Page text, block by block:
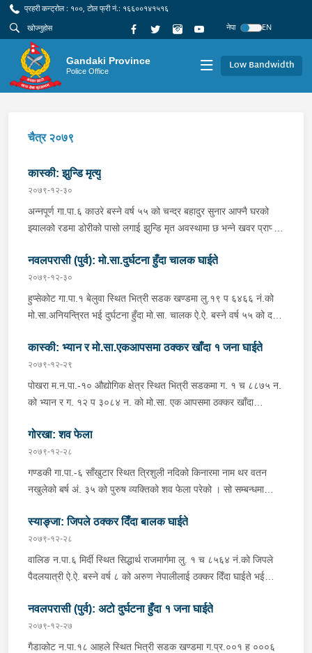
प्रहरी कन्ट्रोल : १००, टोल फ्री नं.: १६६००१४१५१६
नेपा
EN
Gandaki Province
Police Office Low Bandwidth
चैत्र २०७९
कास्की: झुन्डि मृत्यु
२०७९-१२-३०
अन्नपूर्ण गा.पा.६ काउरे बस्ने वर्ष ५५ को चन्द्र बहादुर सुनार आफ्नै घरको
झ्यालको रडमा डोरीको पासो लगाई झुन्डि मृत अवस्थामा छ भन्ने खवर प्राप्त
नवलपरासी (पुर्व): मो.सा.दुर्घटना हुँदा चालक घाईते
२०७९-१२-३०
हुप्सेकोट गा.पा.१ बेलुवा स्थित भित्री सडक खण्डमा लु.१९ प ६४६६ नं.को
मो.सा.अनियन्त्रित भई दुर्घटना हुँदा मो.सा. चालक ऐ.ऐ. बस्ने वर्ष ५५ को दल
भईरहेको । मो.सा.प्रहरीको नियन्त्रणम रहेको ।
कास्की: भ्यान र मो.सा.एकआपसमा ठक्कर खाँदा १ जना घाईते
२०७९-१२-२९
पोखरा म.न.पा.-१० औद्योगिक क्षेत्र स्थित भित्री सडकमा ग. १ च ८८७५ न.
को भ्यान र ग. १२ प ३०८४ न. को मो.सा. एक आपसमा ठक्कर खाँदा
म.न.पा.-९ नयाँबजार बस्ने वर्ष २० को श्रीकृष्ण चौधरी घाईते भई
पश्चिमाञ्चल क्षेत्रीय अस्पताल पोखरामा उपचार भईरहेको । दुवै सवारी साधन
र भ्यान चालक प्रहरीको नियन्त्रणमा रहेको ।
गोरखा: शव फेला
२०७९-१२-२८
गण्डकी गा.पा.-६ साँखुटार स्थित त्रिशुली नदिको किनारमा नाम थर वतन
नखुलेको बर्ष अं. ३५ को पुरुष व्यक्तिको शव फेला परेको । सो सम्बन्धमा
स्याङ्जा: जिपले ठक्कर दिँदा बालक घाईते
२०७९-१२-२८
वालिङ न.पा.६ मिर्दी स्थित सिद्धार्थ राजमार्गमा लु. १ च ८५६४ नं.को जिपले
पैदलयात्री ऐ.ऐ. बस्ने वर्ष ८ को अरुण नेपालीलाई ठक्कर दिँदा घाईते भई
नियन्त्रणमा लिई आवश्यक अनुसन्धान भईरहेको ।
नवलपरासी (पुर्व): अटो दुर्घटना हुँदा १ जना घाईते
२०७९-१२-२७
गैडाकोट न.पा.१८ आहले स्थित भित्री सडक खण्डमा ग.प्र.००१ ह ०००६